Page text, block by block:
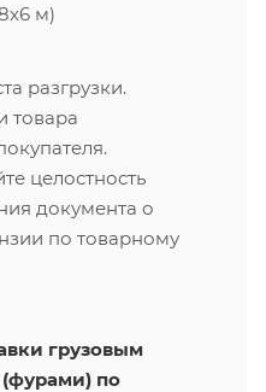
м)
разгрузки.
товара
целостность
документа о
по товарному
грузовым
(фурами) по